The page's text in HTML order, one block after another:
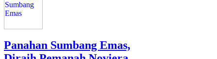
Panahan Sumbang Emas,